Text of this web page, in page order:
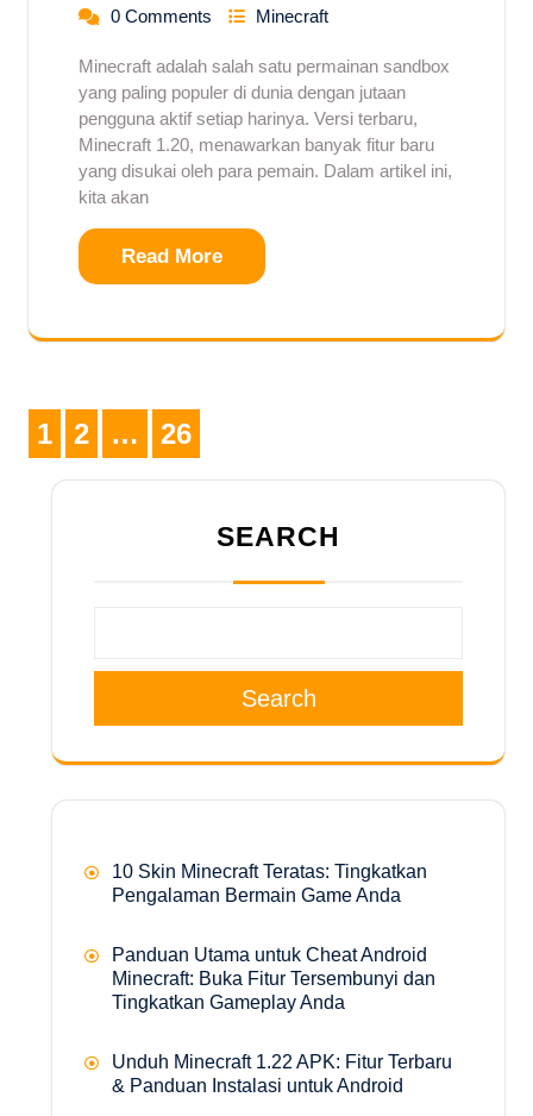
0 Comments Minecraft
Minecraft adalah salah satu permainan sandbox
yang paling populer di dunia dengan jutaan
pengguna aktif setiap harinya. Versi terbaru,
Minecraft 1.20, menawarkan banyak fitur baru
yang disukai oleh para pemain. Dalam artikel ini,
kita akan
Read More
Posts
pagination
Page
1 Page
2 … Page
26
SEARCH
Search
10 Skin Minecraft Teratas: Tingkatkan
Pengalaman Bermain Game Anda
Panduan Utama untuk Cheat Android
Minecraft: Buka Fitur Tersembunyi dan
Tingkatkan Gameplay Anda
Unduh Minecraft 1.22 APK: Fitur Terbaru
& Panduan Instalasi untuk Android